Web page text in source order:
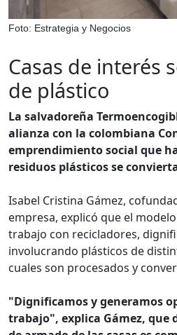
Foto: Estrategia y Negocios
Casas de interés
de plástico
La salvadoreña
alianza con la colombiana
emprendimiento social que
residuos plásticos se
Isabel Cristina Gámez,
empresa, explicó que el
trabajo con recicladores,
involucrando plásticos de
cuales son procesados y
"Dignificamos y generamos
trabajo", explica Gámez, que